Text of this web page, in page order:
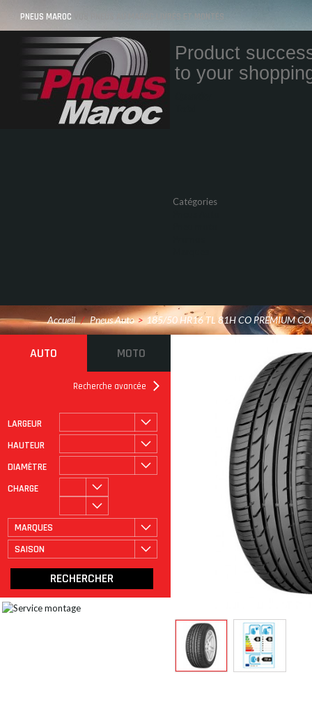
PNEUS MAROC VOS PNEUS AU MAROC LIVRÉS ET MONTÉS
Product
to your
Catégories
Accueil / Pneus Auto > 185/50 HR16 TL 81H CO PREMIUM
AUTO MOTO
Recherche avancée
LARGEUR
HAUTEUR
DIAMÈTRE
CHARGE
MARQUES
SAISON
ROULAGE À PLAT